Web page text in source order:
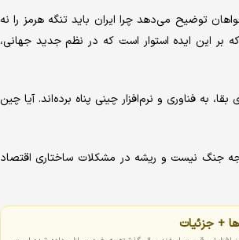
توضیح می‌دهد چرا ایران باید تنگه هرمز را نه
بر این ایده استوار است که در نظم جدید جهانی،
به فناوری و نرم‌افزار چینی پناه برده‌اند. آیا چین
جنگ نیست و ریشه در مشکلات ساختاری اقتصاد
+ جزئیات